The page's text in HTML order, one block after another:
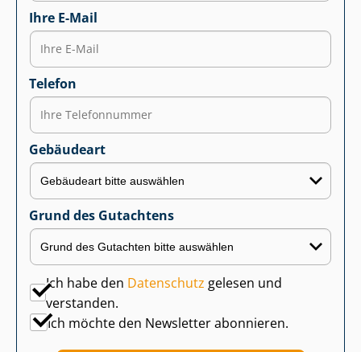
Ihre E-Mail
Telefon
Gebäudeart
Grund des Gutachtens
Ich habe den Datenschutz gelesen und
verstanden.
Ich möchte den Newsletter abonnieren.